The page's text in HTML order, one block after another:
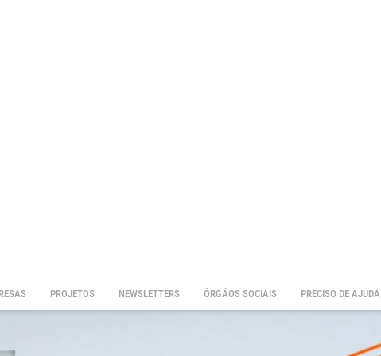
PROJETOS NEWSLETTERS ÓRGÃOS SOCIAIS PRECISO DE AJUDA